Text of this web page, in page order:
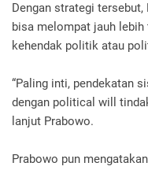
Dengan strategi
bisa melompat jauh
kehendak politik atau
“Paling inti, pendekatan
dengan political will
lanjut Prabowo.
Prabowo pun